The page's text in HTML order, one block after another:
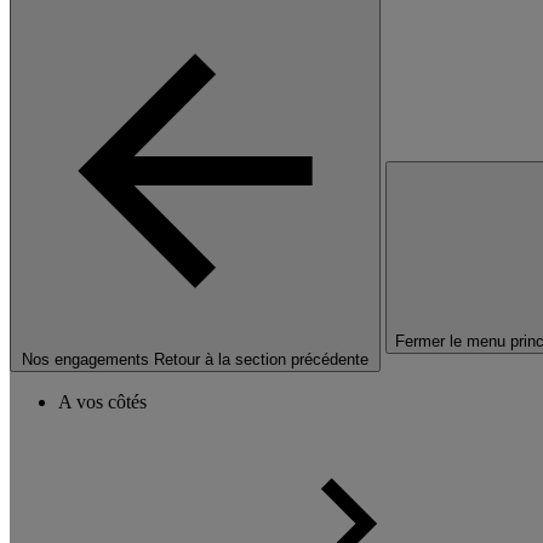
Nos engagements Retour à la section précédente
Fermer le menu
A vos côtés